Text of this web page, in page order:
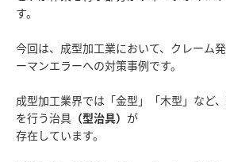
す。
今回は、成型加工業において、クレーム
ーマンエラーへの対策事例です。
成型加工業界では「金型」「木型」など
を行う治具 （型治具） が
存在しています。